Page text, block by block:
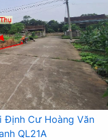
Định Cư Hoàng Văn
QL21A